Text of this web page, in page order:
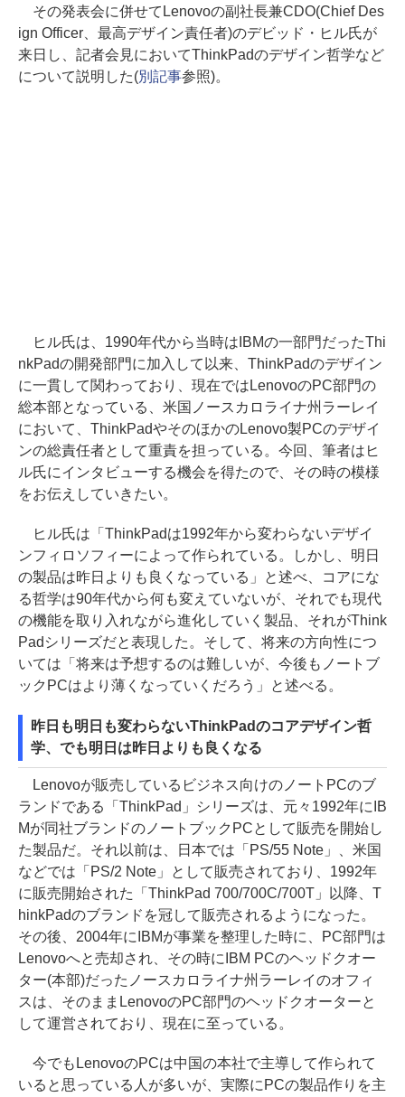
その発表会に併せてLenovoの副社長兼CDO(Chief Des
ign Officer、最高デザイン責任者)のデビッド・ヒル氏が
来日し、記者会見においてThinkPadのデザイン哲学など
について説明した(別記事参照)。
ヒル氏は、1990年代から当時はIBMの一部門だったThi
nkPadの開発部門に加入して以来、ThinkPadのデザイン
に一貫して関わっており、現在ではLenovoのPC部門の
総本部となっている、米国ノースカロライナ州ラーレイ
において、ThinkPadやそのほかのLenovo製PCのデザイ
ンの総責任者として重責を担っている。今回、筆者はヒ
ル氏にインタビューする機会を得たので、その時の模様
をお伝えしていきたい。
ヒル氏は「ThinkPadは1992年から変わらないデザイ
ンフィロソフィーによって作られている。しかし、明日
の製品は昨日よりも良くなっている」と述べ、コアにな
る哲学は90年代から何も変えていないが、それでも現代
の機能を取り入れながら進化していく製品、それがThink
Padシリーズだと表現した。そして、将来の方向性につ
いては「将来は予想するのは難しいが、今後もノートブ
ックPCはより薄くなっていくだろう」と述べる。
昨日も明日も変わらないThinkPadのコアデザイン哲
学、でも明日は昨日よりも良くなる
Lenovoが販売しているビジネス向けのノートPCのブ
ランドである「ThinkPad」シリーズは、元々1992年にIB
Mが同社ブランドのノートブックPCとして販売を開始し
た製品だ。それ以前は、日本では「PS/55 Note」、米国
などでは「PS/2 Note」として販売されており、1992年
に販売開始された「ThinkPad 700/700C/700T」以降、T
hinkPadのブランドを冠して販売されるようになった。
その後、2004年にIBMが事業を整理した時に、PC部門は
Lenovoへと売却され、その時にIBM PCのヘッドクオー
ター(本部)だったノースカロライナ州ラーレイのオフィ
スは、そのままLenovoのPC部門のヘッドクオーターと
して運営されており、現在に至っている。
今でもLenovoのPCは中国の本社で主導して作られて
いると思っている人が多いが、実際にPCの製品作りを主